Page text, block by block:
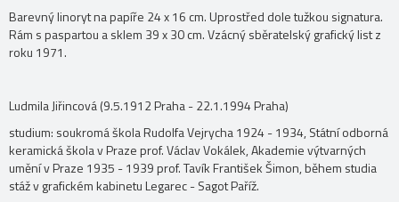
Barevný linoryt na papíře 24 x 16 cm. Uprostřed dole tužkou signatura.
Rám s paspartou a sklem 39 x 30 cm. Vzácný sběratelský grafický list z
roku 1971.
Ludmila Jiřincová (9.5.1912 Praha - 22.1.1994 Praha)
studium: soukromá škola Rudolfa Vejrycha 1924 - 1934, Státní odborná
keramická škola v Praze prof. Václav Vokálek, Akademie výtvarných
umění v Praze 1935 - 1939 prof. Tavík František Šimon, během studia
stáž v grafickém kabinetu Legarec - Sagot Paříž.